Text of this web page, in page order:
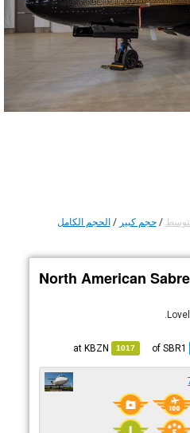
/حجم كبير /الحجم الكامل
North American
SBR1
1017
KBZN